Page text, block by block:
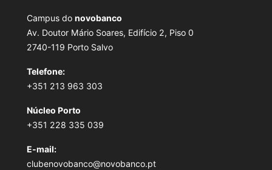
Campus do novobanco
Av. Doutor Mário Soares, Edifício 2, Piso 0
2740-119 Porto Salvo
Telefone:
+351 213 963 303
Núcleo Porto
+351 228 335 039
E-mail:
clubenovobanco@novobanco.pt